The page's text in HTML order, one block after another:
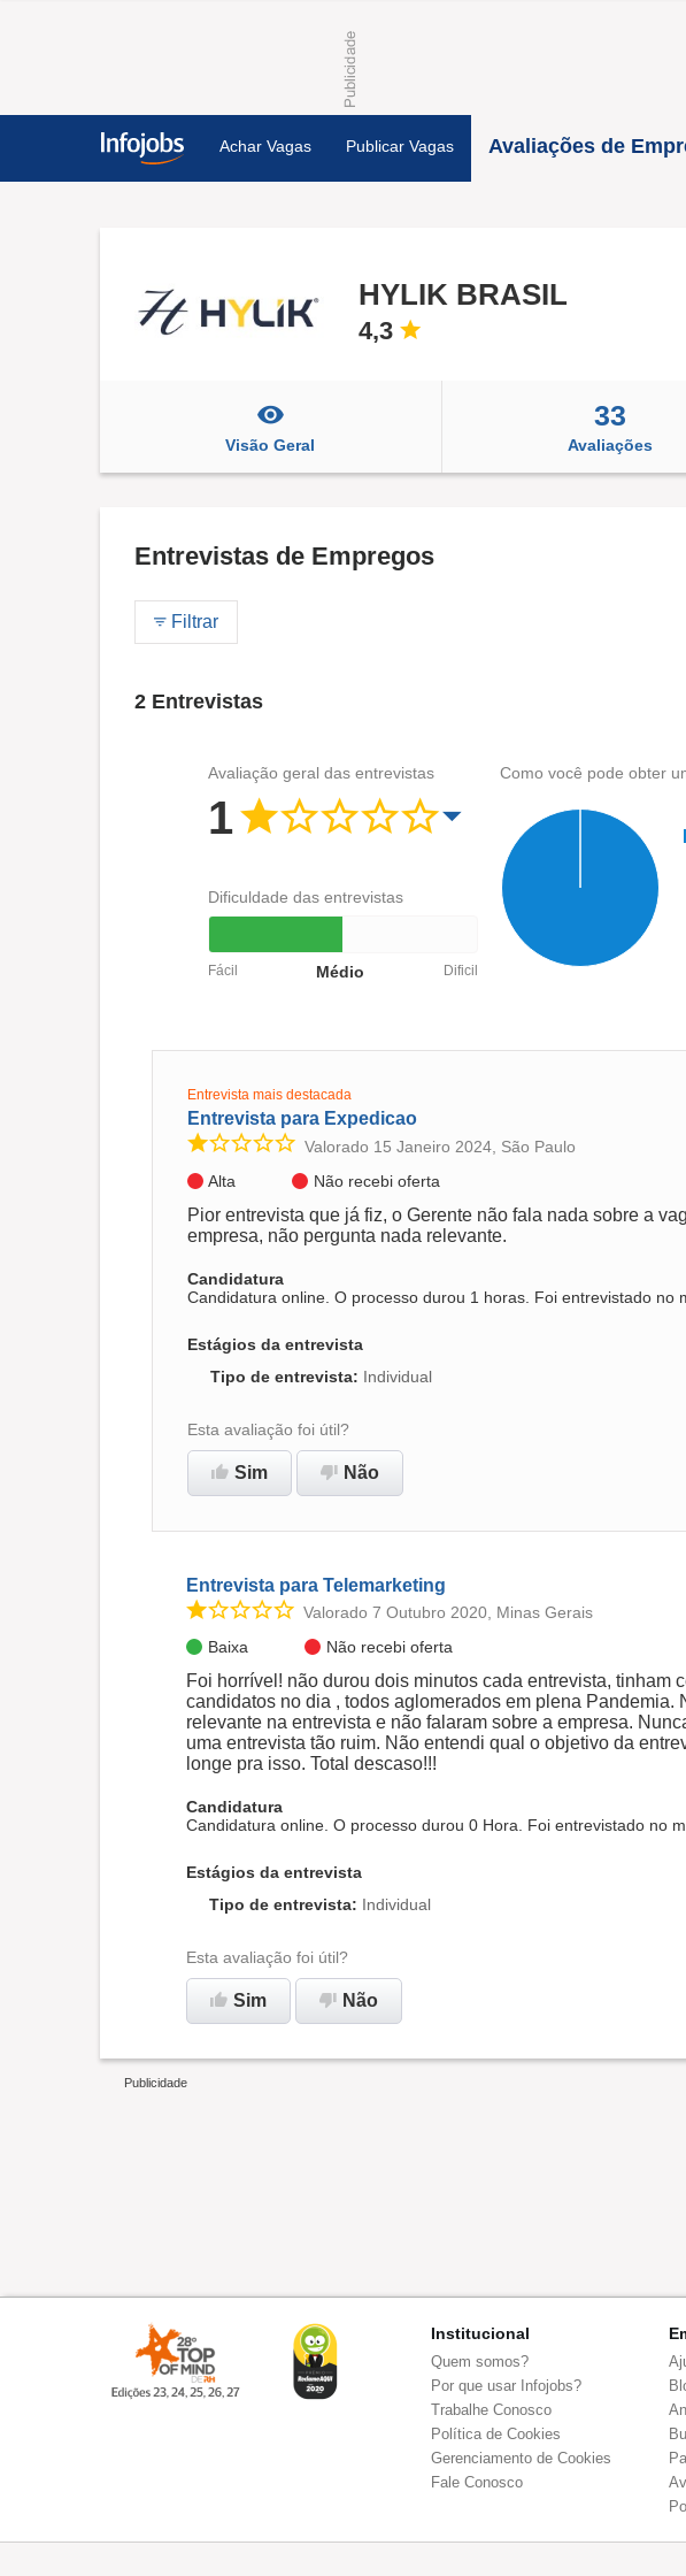
Achar Vagas Publicar Vagas Avaliações de
HYLIK BRASIL
4,3
Visão Geral
33
Avaliações
Entrevistas de Empregos
Filtrar
2 Entrevistas
Avaliação geral das entrevistas
1
Dificuldade das entrevistas
Fácil Médio Dificil
Como você pode obter
Entrevista mais destacada
Entrevista para Expedicao
Valorado 15 Janeiro 2024, São Paulo
Alta
Não recebi oferta
Pior entrevista que já fiz, o Gerente não fala nada sobre a
empresa, não pergunta nada relevante.
Candidatura
Candidatura online. O processo durou 1 horas. Foi entrevistado no
Estágios da entrevista
Tipo de entrevista: Individual
Esta avaliação foi útil?
Sim Não
Entrevista para Telemarketing
Valorado 7 Outubro 2020, Minas Gerais
Baixa
Não recebi oferta
Foi horrível! não durou dois minutos cada entrevista, tinham
candidatos no dia , todos aglomerados em plena Pandemia.
relevante na entrevista e não falaram sobre a empresa.
uma entrevista tão ruim. Não entendi qual o objetivo da
longe pra isso. Total descaso!!!
Candidatura
Candidatura online. O processo durou 0 Hora. Foi entrevistado no
Estágios da entrevista
Tipo de entrevista: Individual
Esta avaliação foi útil?
Sim Não
Institucional
Quem somos?
Por que usar Infojobs?
Trabalhe Conosco
Política de Cookies
Gerenciamento de Cookies
Fale Conosco